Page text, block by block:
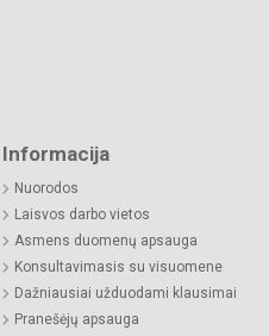
Informacija
Nuorodos
Laisvos darbo vietos
Asmens duomenų apsauga
Konsultavimasis su visuomene
Dažniausiai užduodami klausimai
Pranešėjų apsauga